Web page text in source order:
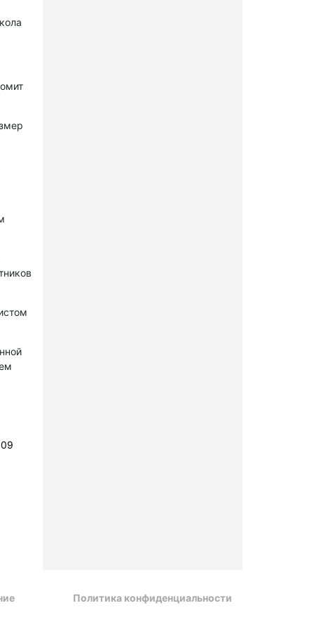
Политика конфиденциальности